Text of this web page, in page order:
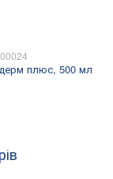
плюс, 500 мл